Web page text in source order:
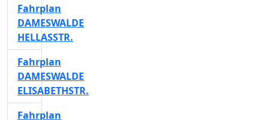
Fahrplan
DAMESWALDE
HELLASSTR.
Fahrplan
DAMESWALDE
ELISABETHSTR.
Fahrplan